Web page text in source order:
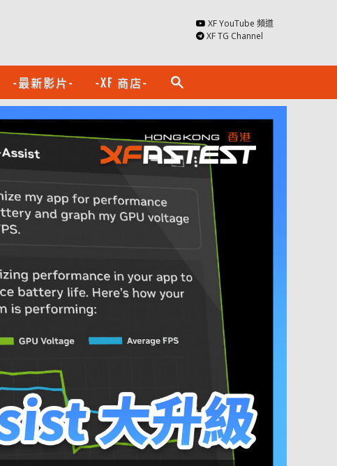
XF YouTube 頻道
XF TG Channel
-最新影片- -XF 商店- search